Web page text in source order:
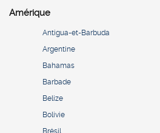
Amérique
Antigua-et-Barbuda
Argentine
Bahamas
Barbade
Belize
Bolivie
Brésil